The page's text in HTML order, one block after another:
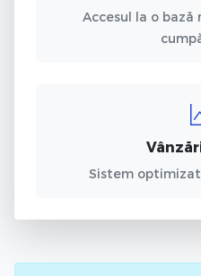
Accesul la o
Sistem